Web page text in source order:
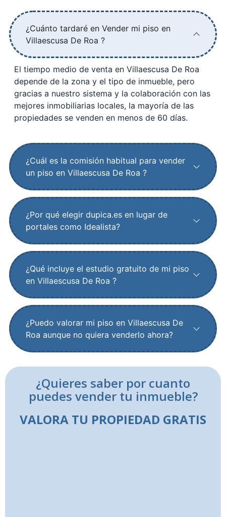
¿Cuánto tardaré en Vender mi piso en
Villaescusa De Roa ?
El tiempo medio de venta en Villaescusa De Roa
depende de la zona y el tipo de inmueble, pero
gracias a nuestro sistema y la colaboración con las
mejores inmobiliarias locales, la mayoría de las
propiedades se venden en menos de 60 días.
¿Cuál es la comisión habitual para vender
un piso en Villaescusa De Roa ?
¿Por qué elegir dupica.es en lugar de
portales como Idealista?
¿Qué incluye el estudio gratuito de mi piso
en Villaescusa De Roa ?
¿Puedo valorar mi piso en Villaescusa De
Roa aunque no quiera venderlo ahora?
¿Quieres saber por cuanto
puedes vender tu inmueble?
VALORA TU PROPIEDAD GRATIS